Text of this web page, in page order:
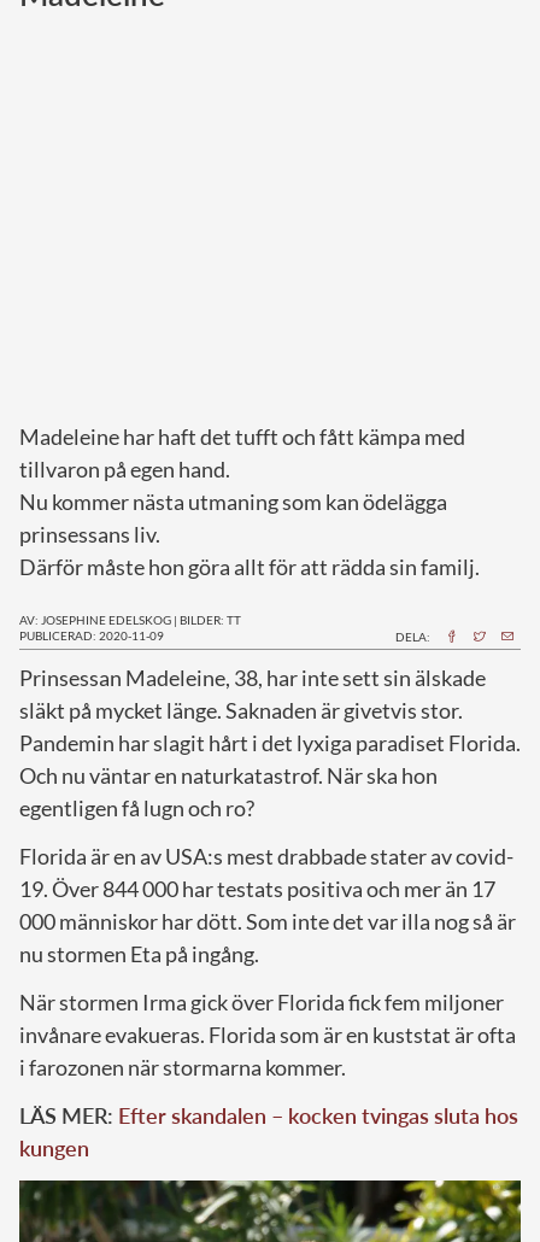
Monacos furstehus
Madeleine har haft det tufft och fått kämpa med
tillvaron på egen hand.
Nu kommer nästa utmaning som kan ödelägga
prinsessans liv.
Därför måste hon göra allt för att rädda sin familj.
AV: JOSEPHINE EDELSKOG | BILDER: TT
PUBLICERAD: 2020-11-09
DELA:
Prinsessan Madeleine, 38, har inte sett sin älskade
släkt på mycket länge. Saknaden är givetvis stor.
Pandemin har slagit hårt i det lyxiga paradiset Florida.
Och nu väntar en naturkatastrof. När ska hon
egentligen få lugn och ro?
Florida är en av USA:s mest drabbade stater av covid-
19. Över 844 000 har testats positiva och mer än 17
000 människor har dött. Som inte det var illa nog så är
nu stormen Eta på ingång.
När stormen Irma gick över Florida fick fem miljoner
invånare evakueras. Florida som är en kuststat är ofta
i farozonen när stormarna kommer.
LÄS MER: Efter skandalen – kocken tvingas sluta hos
kungen